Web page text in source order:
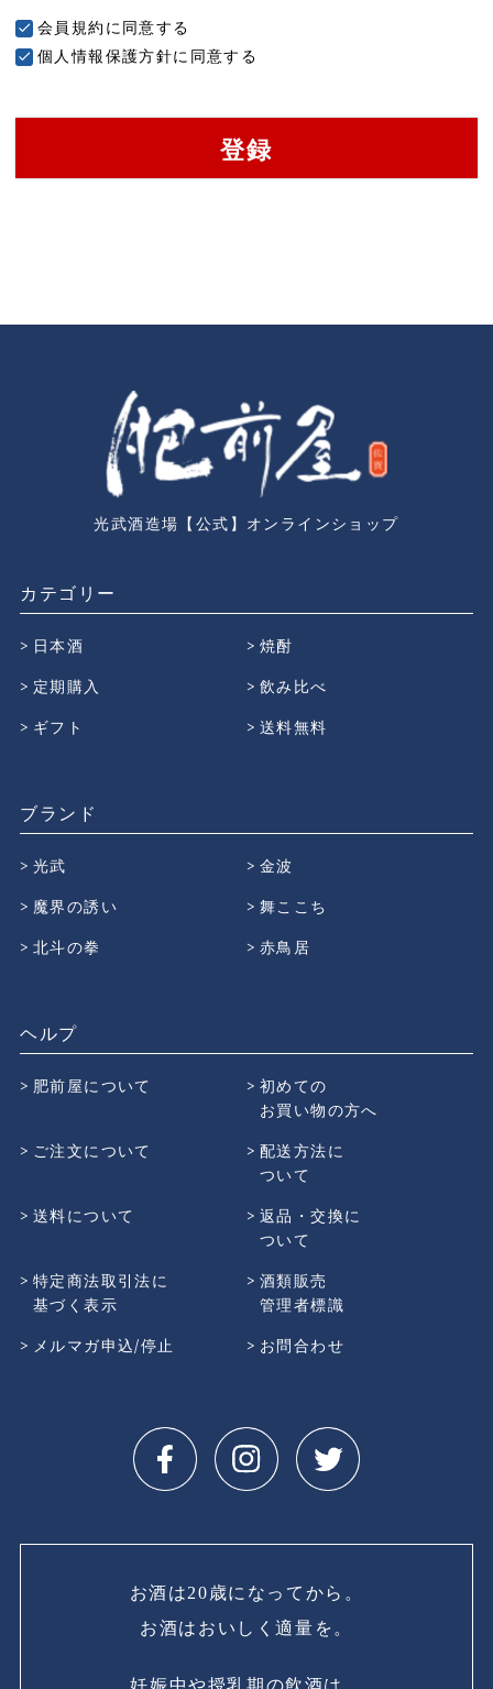
会員規約 に同意する
個人情報保護方針に同意する
登録
光武酒造場【公式】オンラインショップ
カテゴリー
日本酒
焼酎
定期購入
飲み比べ
ギフト
送料無料
ブランド
光武
金波
魔界の誘い
舞ここち
北斗の拳
赤鳥居
ヘルプ
肥前屋について
初めての
お買い物の方へ
ご注文について
配送方法に
ついて
送料について
返品・交換に
ついて
特定商法取引法に
基づく表示
酒類販売
管理者標識
メルマガ申込/停止
お問合わせ
お酒は20歳になってから。
お酒はおいしく適量を。
妊娠中や授乳期の飲酒は、